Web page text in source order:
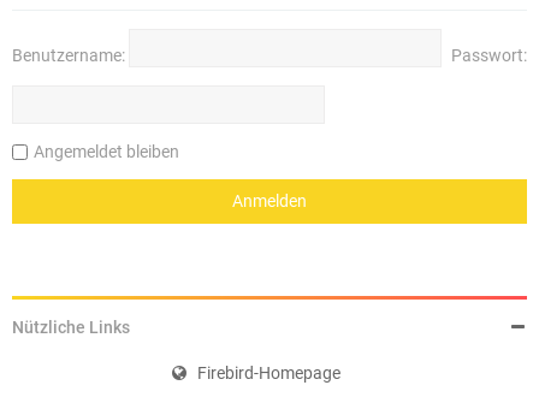
Benutzername: Passwort:
Angemeldet bleiben
Nützliche Links
Firebird-Homepage